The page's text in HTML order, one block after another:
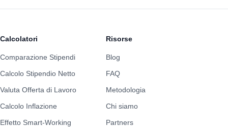
Calcolatori
Comparazione Stipendi
Calcolo Stipendio Netto
Valuta Offerta di Lavoro
Calcolo Inflazione
Effetto Smart-Working
Risorse
Blog
FAQ
Metodologia
Chi siamo
Partners